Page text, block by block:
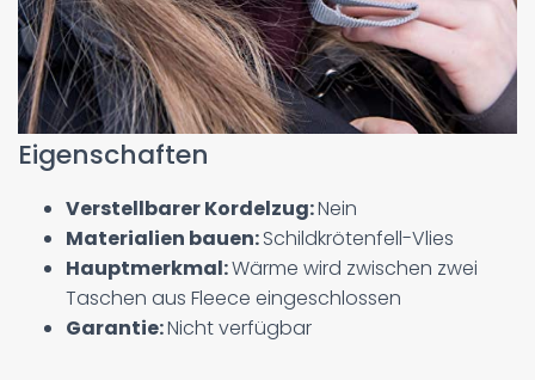
Eigenschaften
Verstellbarer Kordelzug:Nein
Materialien bauen:Schildkrötenfell-Vlies
Hauptmerkmal:Wärme wird zwischen zwei
Taschen aus Fleece eingeschlossen
Garantie:Nicht verfügbar